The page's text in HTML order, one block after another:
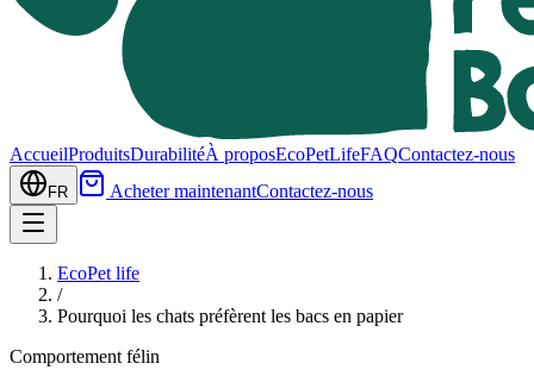
AccueilProduitsDurabilitéÀ proposEcoPetLifeFAQContactez-nous
FR Acheter maintenantContactez-nous
EcoPet life
/
Pourquoi les chats préfèrent les bacs en papier
Comportement félin